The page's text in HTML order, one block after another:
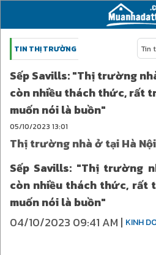
TIN THỊ TRƯỜNG Tin
Sếp Savills: "Thị trường
còn nhiều thách thức, rất
muốn nói là buồn"
05/10/2023 13:01
Thị trường nhà ở tại Hà Nội
Sếp Savills: "Thị trường
còn nhiều thách thức, rất
muốn nói là buồn"
04/10/2023 09:41 AM | KINH